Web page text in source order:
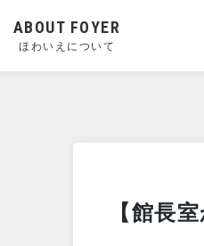
ABOUT FOYER
ほわいえについて
【館長